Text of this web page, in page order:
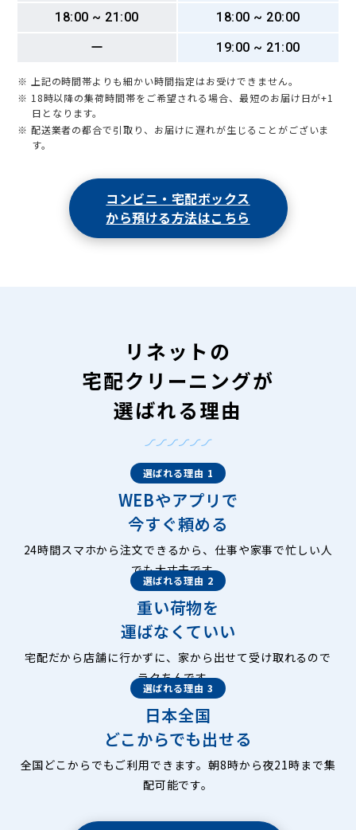
18:00 ~ 21:00
18:00 ~ 20:00
ー
19:00 ~ 21:00
※ 上記の時間帯よりも細かい時間指定はお受けできません。
※ 18時以降の集荷時間帯をご希望される場合、最短のお届け日が+1
日となります。
※ 配送業者の都合で引取り、お届けに遅れが生じることがございま
す。
コンビニ・宅配ボックス
から預ける方法はこちら
リネットの
宅配クリーニングが
選ばれる理由
選ばれる理由 1
WEBやアプリで
今すぐ頼める
24時間スマホから注文できるから、仕事や家事で忙しい人
でも大丈夫です。
選ばれる理由 2
重い荷物を
運ばなくていい
宅配だから店舗に行かずに、家から出せて受け取れるので
ラクちんです。
選ばれる理由 3
日本全国
どこからでも出せる
全国どこからでもご利用できます。朝8時から夜21時まで集
配可能です。